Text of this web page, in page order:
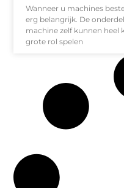
Wanneer u machines
erg belangrijk. De
machine zelf kunnen heel
grote rol spelen